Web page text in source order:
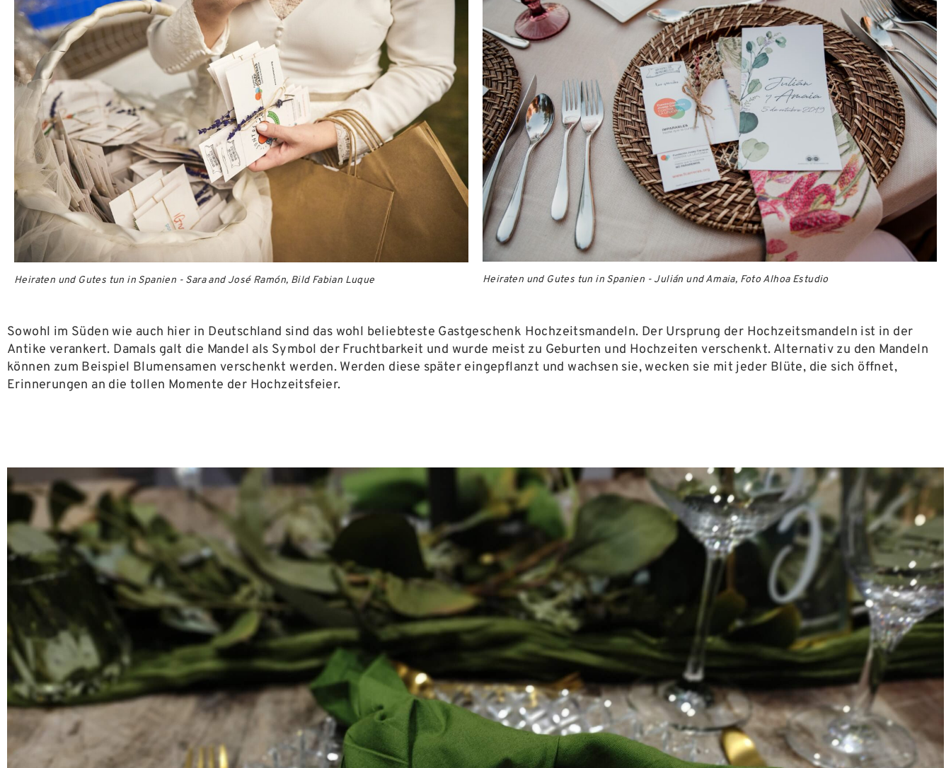
Heiraten und Gutes tun in Spanien - Sara and José Ramón, Bild Fabian Luque Heiraten und Gutes tun in Spanien - Julián und Amaia, Foto Alhoa Estudio
Sowohl im Süden wie auch hier in Deutschland sind das wohl beliebteste Gastgeschenk Hochzeitsmandeln. Der Ursprung der Hochzeitsmandeln ist in der
Antike verankert. Damals galt die Mandel als Symbol der Fruchtbarkeit und wurde meist zu Geburten und Hochzeiten verschenkt. Alternativ zu den Mandeln
können zum Beispiel Blumensamen verschenkt werden. Werden diese später eingepflanzt und wachsen sie, wecken sie mit jeder Blüte, die sich öffnet,
Erinnerungen an die tollen Momente der Hochzeitsfeier.